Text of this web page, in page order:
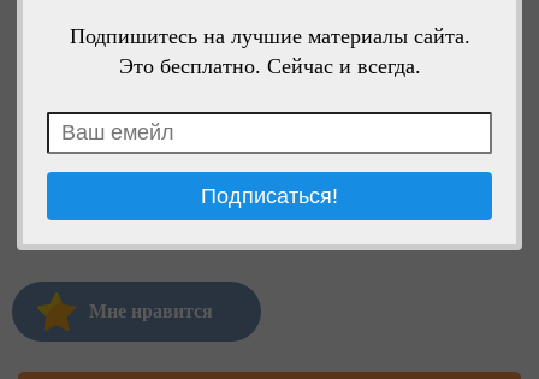
Подпишитесь на лучшие материалы сайта.
Это бесплатно. Сейчас и всегда.
Мне нравится